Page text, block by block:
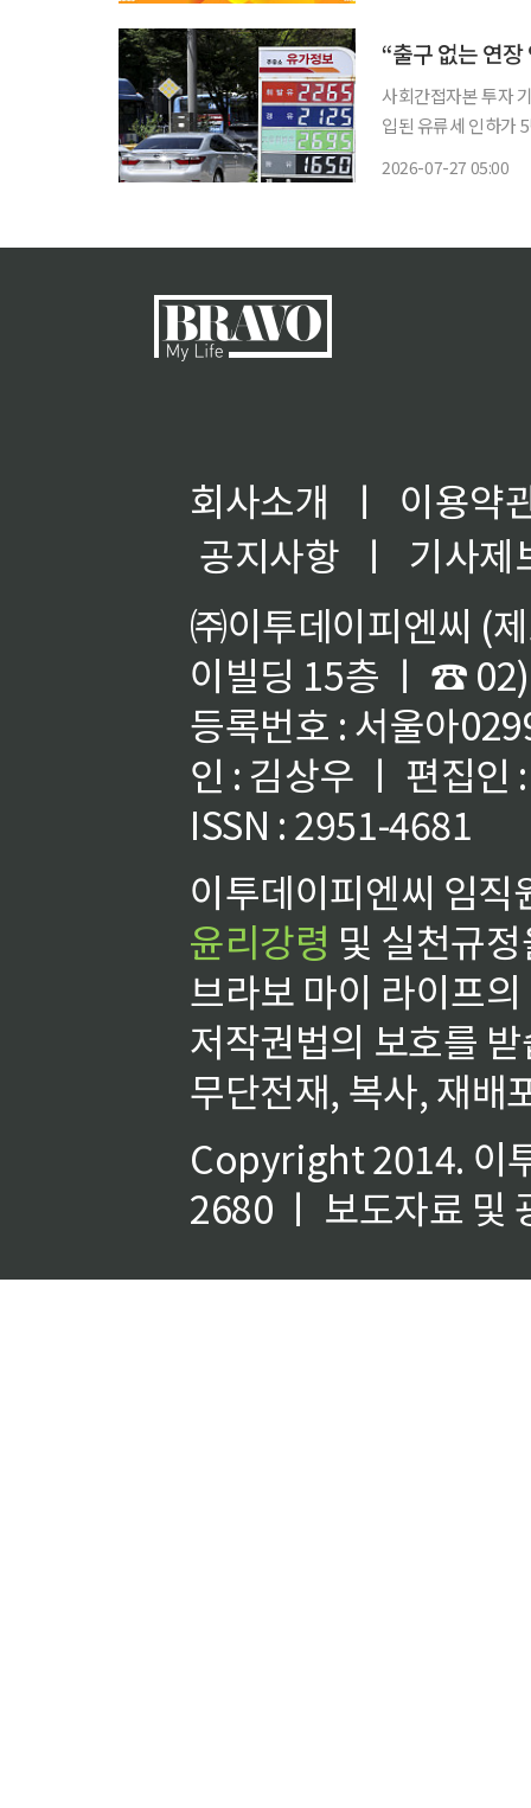
“출구 없는 연
사회간접자본 투자 기능 약화
입된 유류세 인하가
2026-07-27 05:00
회사소개 ㅣ
이용약
공지사항
ㅣ
기사제
㈜이투데이피엔씨 (
이빌딩 15층 ㅣ ☎
등록번호 : 서울아
인 : 김상우 ㅣ 편집인
ISSN : 2951-4681
이투데이피엔씨 임
윤리강령 및 실천규
브라보 마이 라이프
저작권법의 보호를
무단전재, 복사, 재배
Copyright 2014. 이
2680 ㅣ 보도자료